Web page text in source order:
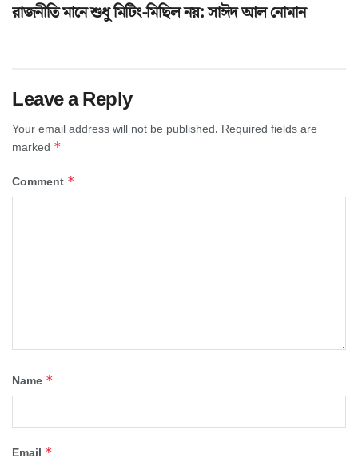
রাজনীতি মানে শুধু মিটিং-মিছিল নয়: সাঈদ আল নোমান
Leave a Reply
Your email address will not be published. Required fields are
marked *
Comment *
Name *
Email *